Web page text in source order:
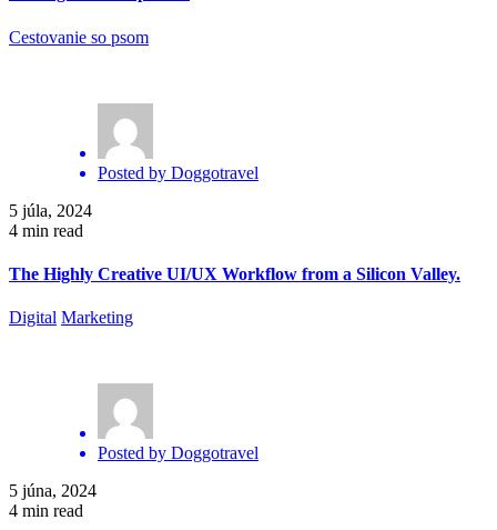
Cestovanie so psom
Posted by Doggotravel
5 júla, 2024
4 min read
The Highly Creative UI/UX Workflow from a Silicon Valley.
Digital Marketing
Posted by Doggotravel
5 júna, 2024
4 min read